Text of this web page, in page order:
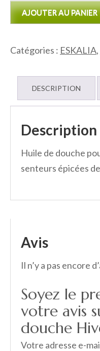
Huile
douche
AJOUTER AU PANIER
Catégories : ESKALIA,
DESCRIPTION
Description
Huile de douche
senteurs épicées
Avis
Il n’y a pas encore
Soyez le
votre avis
douche
Votre adresse e-